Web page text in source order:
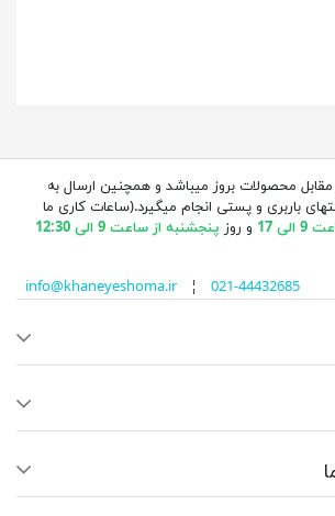
محصولات بروز میباشد و همچنین ارسال به
باربری و پستی انجام میگیرد.(ساعات کاری ما
17
و روز پنجشنبه از ساعت 9 الی 12:30
info@khaneyeshoma.ir¦ 021-44432685